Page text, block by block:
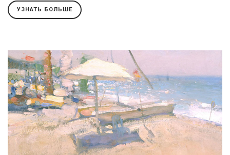
УЗНАТЬ БОЛЬШЕ